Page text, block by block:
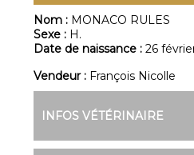
Nom : MONACO RULES
Sexe : H.
Date de naissance :26
Vendeur : François Nicolle
INFOS VÉTÉRINAIRE